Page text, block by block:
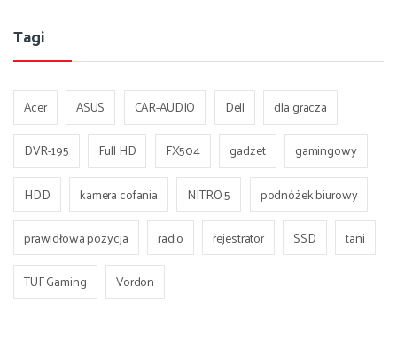
Tagi
Acer ASUS CAR-AUDIO Dell
dla gracza
DVR-195
Full HD FX504 gadżet
gamingowy
HDD
kamera cofania NITRO 5
podnóżek biurowy
prawidłowa pozycja
radio rejestrator SSD
tani
TUF Gaming
Vordon